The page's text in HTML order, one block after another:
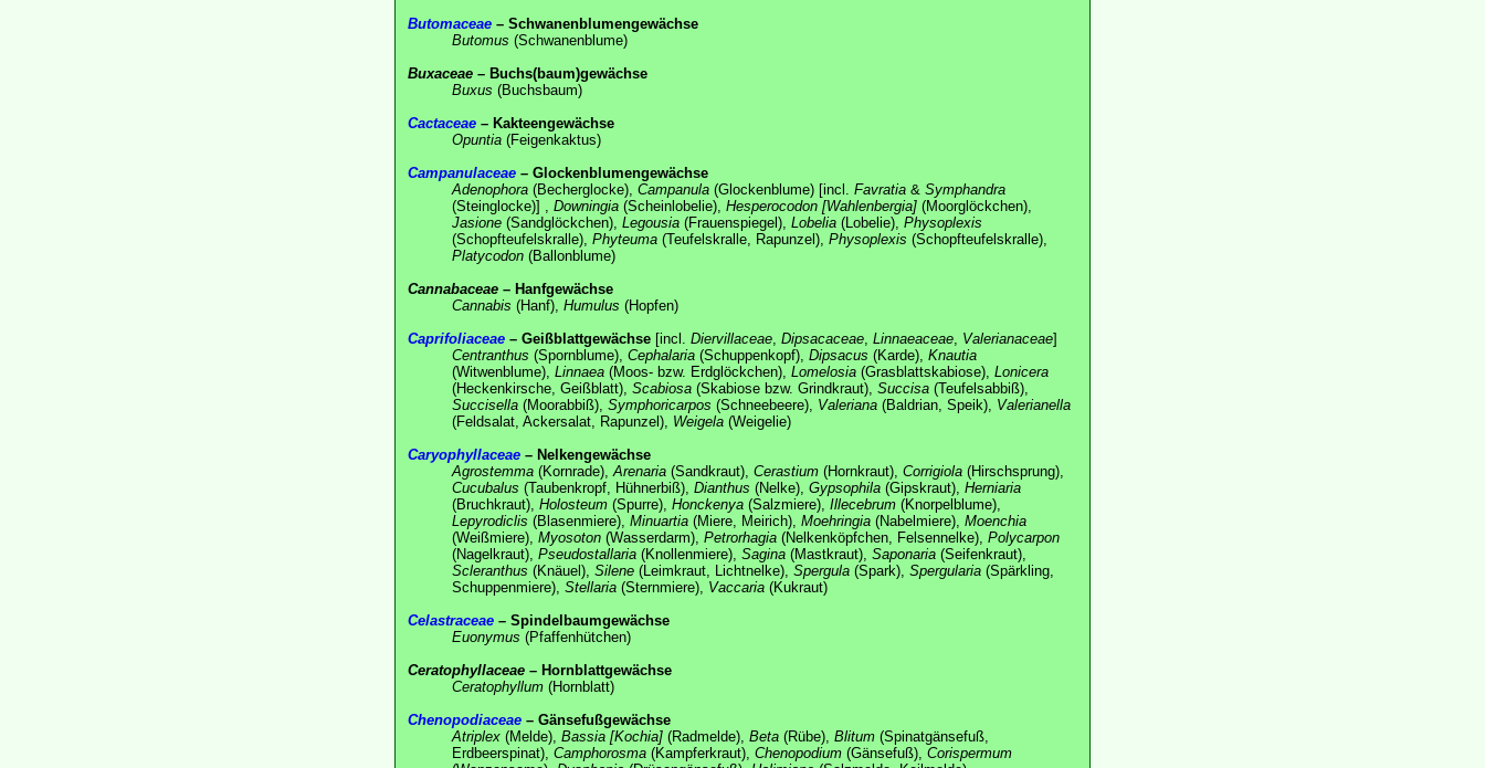
Butomaceae – Schwanenblumengewächse
Butomus (Schwanenblume)
Buxaceae – Buchs(baum)gewächse
Buxus (Buchsbaum)
Cactaceae – Kakteengewächse
Opuntia (Feigenkaktus)
Campanulaceae – Glockenblumengewächse
Adenophora (Becherglocke), Campanula (Glockenblume) [incl. Favratia & Symphandra
(Steinglocke)] , Downingia (Scheinlobelie), Hesperocodon [Wahlenbergia] (Moorglöckchen),
Jasione (Sandglöckchen), Legousia (Frauenspiegel), Lobelia (Lobelie), Physoplexis
(Schopfteufelskralle), Phyteuma (Teufelskralle, Rapunzel), Physoplexis (Schopfteufelskralle),
Platycodon (Ballonblume)
Cannabaceae – Hanfgewächse
Cannabis (Hanf), Humulus (Hopfen)
Caprifoliaceae – Geißblattgewächse [incl. Diervillaceae Dipsacaceae Linnaeaceae Valerianaceae]
Centranthus (Spornblume), Cephalaria (Schuppenkopf), Dipsacus (Karde), Knautia
(Witwenblume), Linnaea (Moos- bzw. Erdglöckchen), Lomelosia (Grasblattskabiose), Lonicera
(Heckenkirsche, Geißblatt), Scabiosa (Skabiose bzw. Grindkraut), Succisa (Teufelsabbiß),
Succisella (Moorabbiß), Symphoricarpos (Schneebeere), Valeriana (Baldrian, Speik), Valerianella
(Feldsalat, Ackersalat, Rapunzel), Weigela (Weigelie)
Caryophyllaceae – Nelkengewächse
Agrostemma (Kornrade), Arenaria (Sandkraut), Cerastium (Hornkraut), Corrigiola (Hirschsprung),
Cucubalus (Taubenkropf, Hühnerbiß), Dianthus (Nelke), Gypsophila (Gipskraut), Herniaria
(Bruchkraut), Holosteum (Spurre), Honckenya (Salzmiere), Illecebrum (Knorpelblume),
Lepyrodiclis (Blasenmiere), Minuartia (Miere, Meirich), Moehringia (Nabelmiere), Moenchia
(Weißmiere), Myosoton (Wasserdarm), Petrorhagia (Nelkenköpfchen, Felsennelke), Polycarpon
(Nagelkraut), Pseudostallaria (Knollenmiere), Sagina (Mastkraut), Saponaria (Seifenkraut),
Scleranthus (Knäuel), Silene (Leimkraut, Lichtnelke), Spergula (Spark), Spergularia (Spärkling,
Schuppenmiere), Stellaria (Sternmiere), Vaccaria (Kukraut)
Celastraceae – Spindelbaumgewächse
Euonymus (Pfaffenhütchen)
Ceratophyllaceae – Hornblattgewächse
Ceratophyllum (Hornblatt)
Chenopodiaceae – Gänsefußgewächse
Atriplex (Melde), Bassia [Kochia] (Radmelde), Beta (Rübe), Blitum (Spinatgänsefuß,
Erdbeerspinat), Camphorosma (Kampferkraut), Chenopodium (Gänsefuß), Corispermum